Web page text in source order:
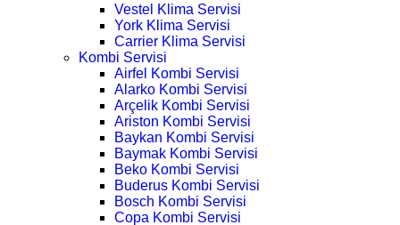
Vestel Klima Servisi
York Klima Servisi
Carrier Klima Servisi
Kombi Servisi
Airfel Kombi Servisi
Alarko Kombi Servisi
Arçelik Kombi Servisi
Ariston Kombi Servisi
Baykan Kombi Servisi
Baymak Kombi Servisi
Beko Kombi Servisi
Buderus Kombi Servisi
Bosch Kombi Servisi
Copa Kombi Servisi